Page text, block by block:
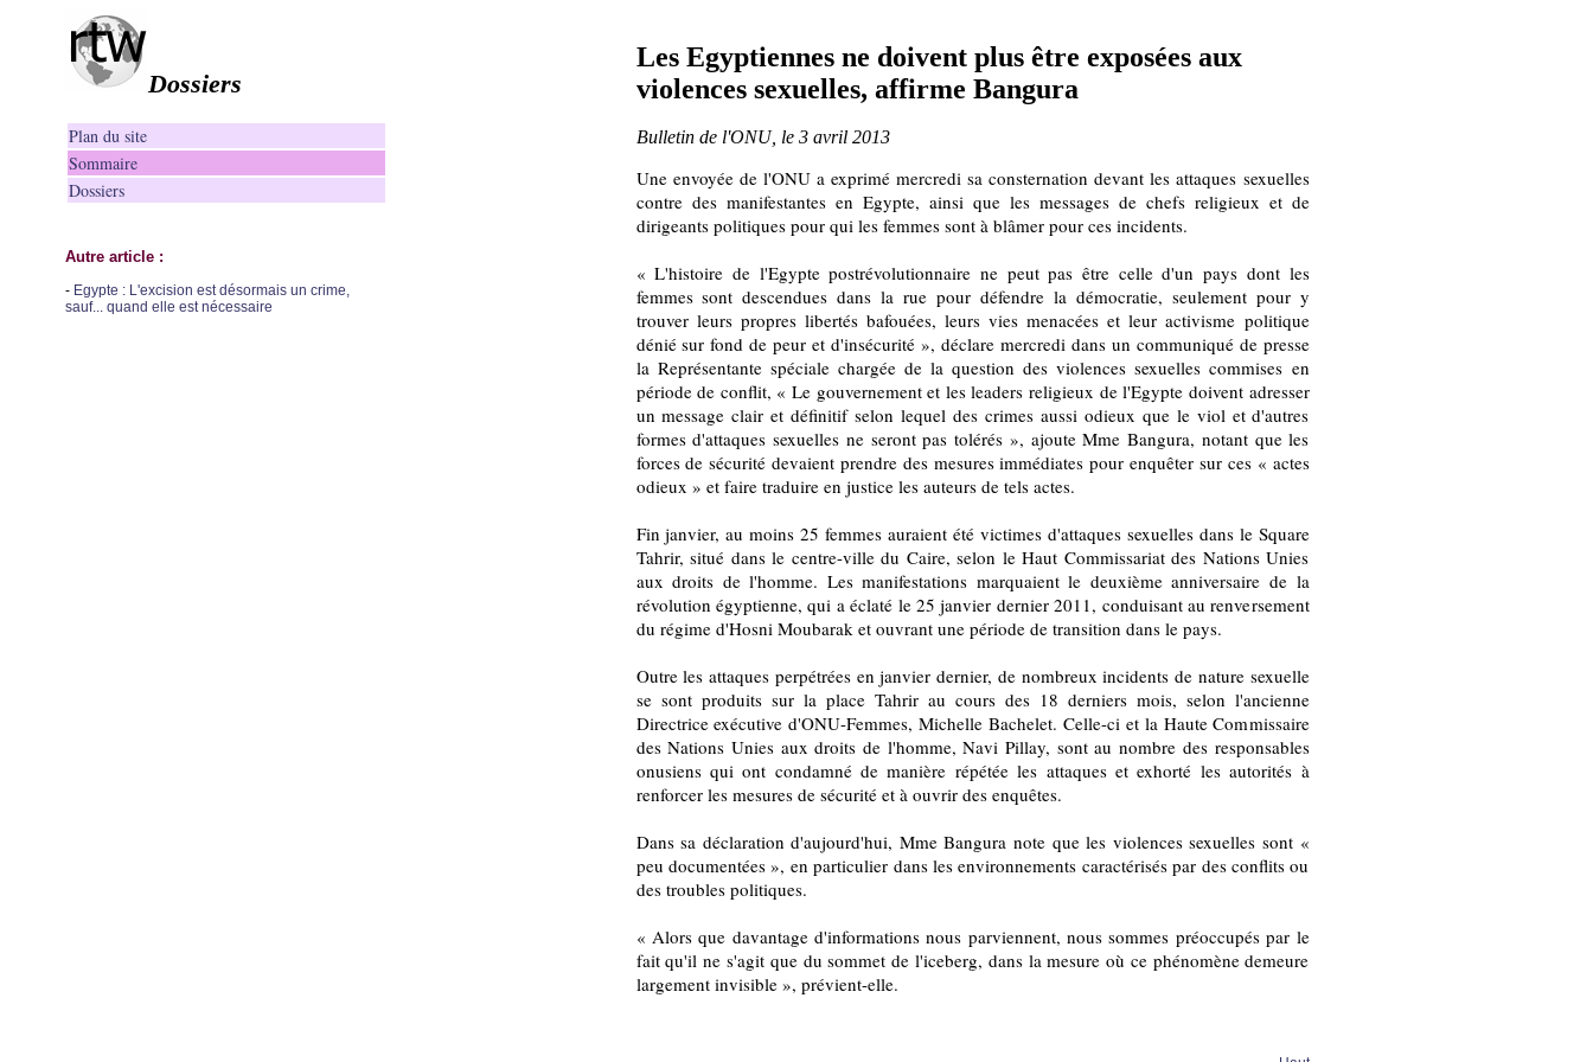
Dossiers
Plan du site
Sommaire
Dossiers
Autre article :
- Egypte : L'excision est désormais un crime,
sauf... quand elle est nécessaire
Les Egyptiennes ne doivent plus être exposées aux
violences sexuelles, affirme Bangura
Bulletin de l'ONU, le 3 avril 2013
Une envoyée de l'ONU a exprimé mercredi sa consternation devant les attaques sexuelles
contre des manifestantes en Egypte, ainsi que les messages de chefs religieux et de
dirigeants politiques pour qui les femmes sont à blâmer pour ces incidents.
« L'histoire de l'Egypte postrévolutionnaire ne peut pas être celle d'un pays dont les
femmes sont descendues dans la rue pour défendre la démocratie, seulement pour y
trouver leurs propres libertés bafouées, leurs vies menacées et leur activisme politique
dénié sur fond de peur et d'insécurité », déclare mercredi dans un communiqué de presse
la Représentante spéciale chargée de la question des violences sexuelles commises en
période de conflit, « Le gouvernement et les leaders religieux de l'Egypte doivent adresser
un message clair et définitif selon lequel des crimes aussi odieux que le viol et d'autres
formes d'attaques sexuelles ne seront pas tolérés », ajoute Mme Bangura, notant que les
forces de sécurité devaient prendre des mesures immédiates pour enquêter sur ces « actes
odieux » et faire traduire en justice les auteurs de tels actes.
Fin janvier, au moins 25 femmes auraient été victimes d'attaques sexuelles dans le Square
Tahrir, situé dans le centre-ville du Caire, selon le Haut Commissariat des Nations Unies
aux droits de l'homme. Les manifestations marquaient le deuxième anniversaire de la
révolution égyptienne, qui a éclaté le 25 janvier dernier 2011, conduisant au renversement
du régime d'Hosni Moubarak et ouvrant une période de transition dans le pays.
Outre les attaques perpétrées en janvier dernier, de nombreux incidents de nature sexuelle
se sont produits sur la place Tahrir au cours des 18 derniers mois, selon l'ancienne
Directrice exécutive d'ONU-Femmes, Michelle Bachelet. Celle-ci et la Haute Commissaire
des Nations Unies aux droits de l'homme, Navi Pillay, sont au nombre des responsables
onusiens qui ont condamné de manière répétée les attaques et exhorté les autorités à
renforcer les mesures de sécurité et à ouvrir des enquêtes.
Dans sa déclaration d'aujourd'hui, Mme Bangura note que les violences sexuelles sont «
peu documentées », en particulier dans les environnements caractérisés par des conflits ou
des troubles politiques.
« Alors que davantage d'informations nous parviennent, nous sommes préoccupés par le
fait qu'il ne s'agit que du sommet de l'iceberg, dans la mesure où ce phénomène demeure
largement invisible », prévient-elle.